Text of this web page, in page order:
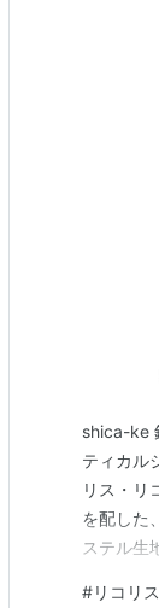
shica-ke
ティカル
リス・リ
を配した
ステル生
#リコリ